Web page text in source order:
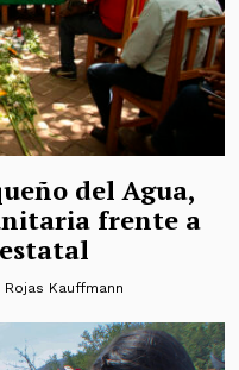
del Agua,
frente a
Rojas Kauffmann